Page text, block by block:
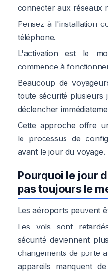
connecter aux réseaux
Pensez à l'installation
téléphone.
L'activation est le
commence à
Beaucoup de
toute sécurité plusieurs
déclencher
Cette approche offre
le processus de
avant le jour du voyage.
Pourquoi le jour
pas toujours le
Les aéroports peuvent
Les vols sont
sécurité deviennent
changements de porte
appareils manquent